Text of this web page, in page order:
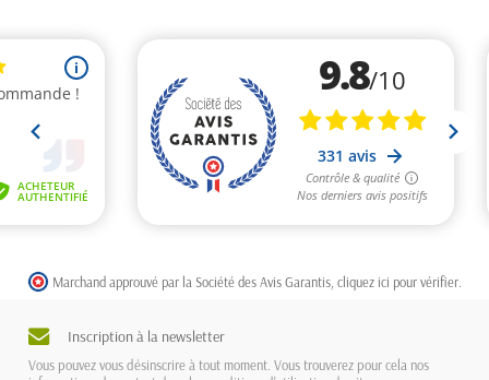
Marchand approuvé par la Société des Avis Garantis, cliquez ici pour vérifier
Inscription à la newsletter
Vous pouvez vous désinscrire à tout moment. Vous trouverez pour cela nos